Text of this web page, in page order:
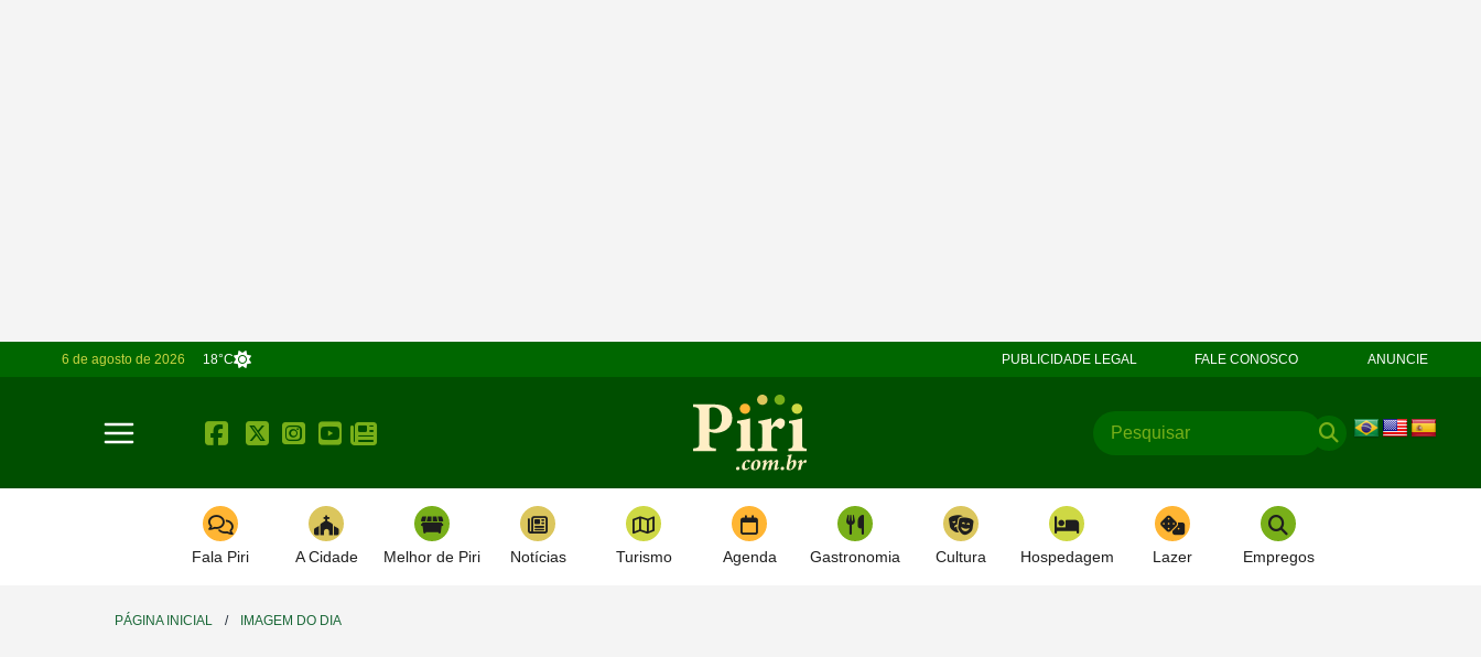
6 de agosto de 2026 18°C PUBLICIDADE LEGAL FALE CONOSCO ANUNCIE
Toggle navigation
Fala Piri A Cidade Melhor de Piri Notícias Turismo Agenda Gastronomia Cultura Hospedagem Lazer Empregos
PÁGINA INICIAL / IMAGEM DO DIA